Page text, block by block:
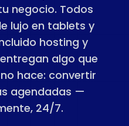
negocio. Todos
lujo en tablets y
hosting y
algo que
hace: convertir
agendadas —
24/7.